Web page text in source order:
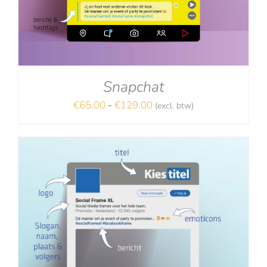
Snapchat
€65.00 - €129.00Prijsklasse:
tot
(excl. btw)